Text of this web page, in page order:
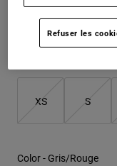
Youth
Shirts
XS S
Color - Gris/Rouge
Refuser les